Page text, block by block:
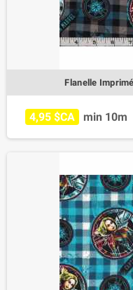
Flanelle
4,95 $CA min 10m